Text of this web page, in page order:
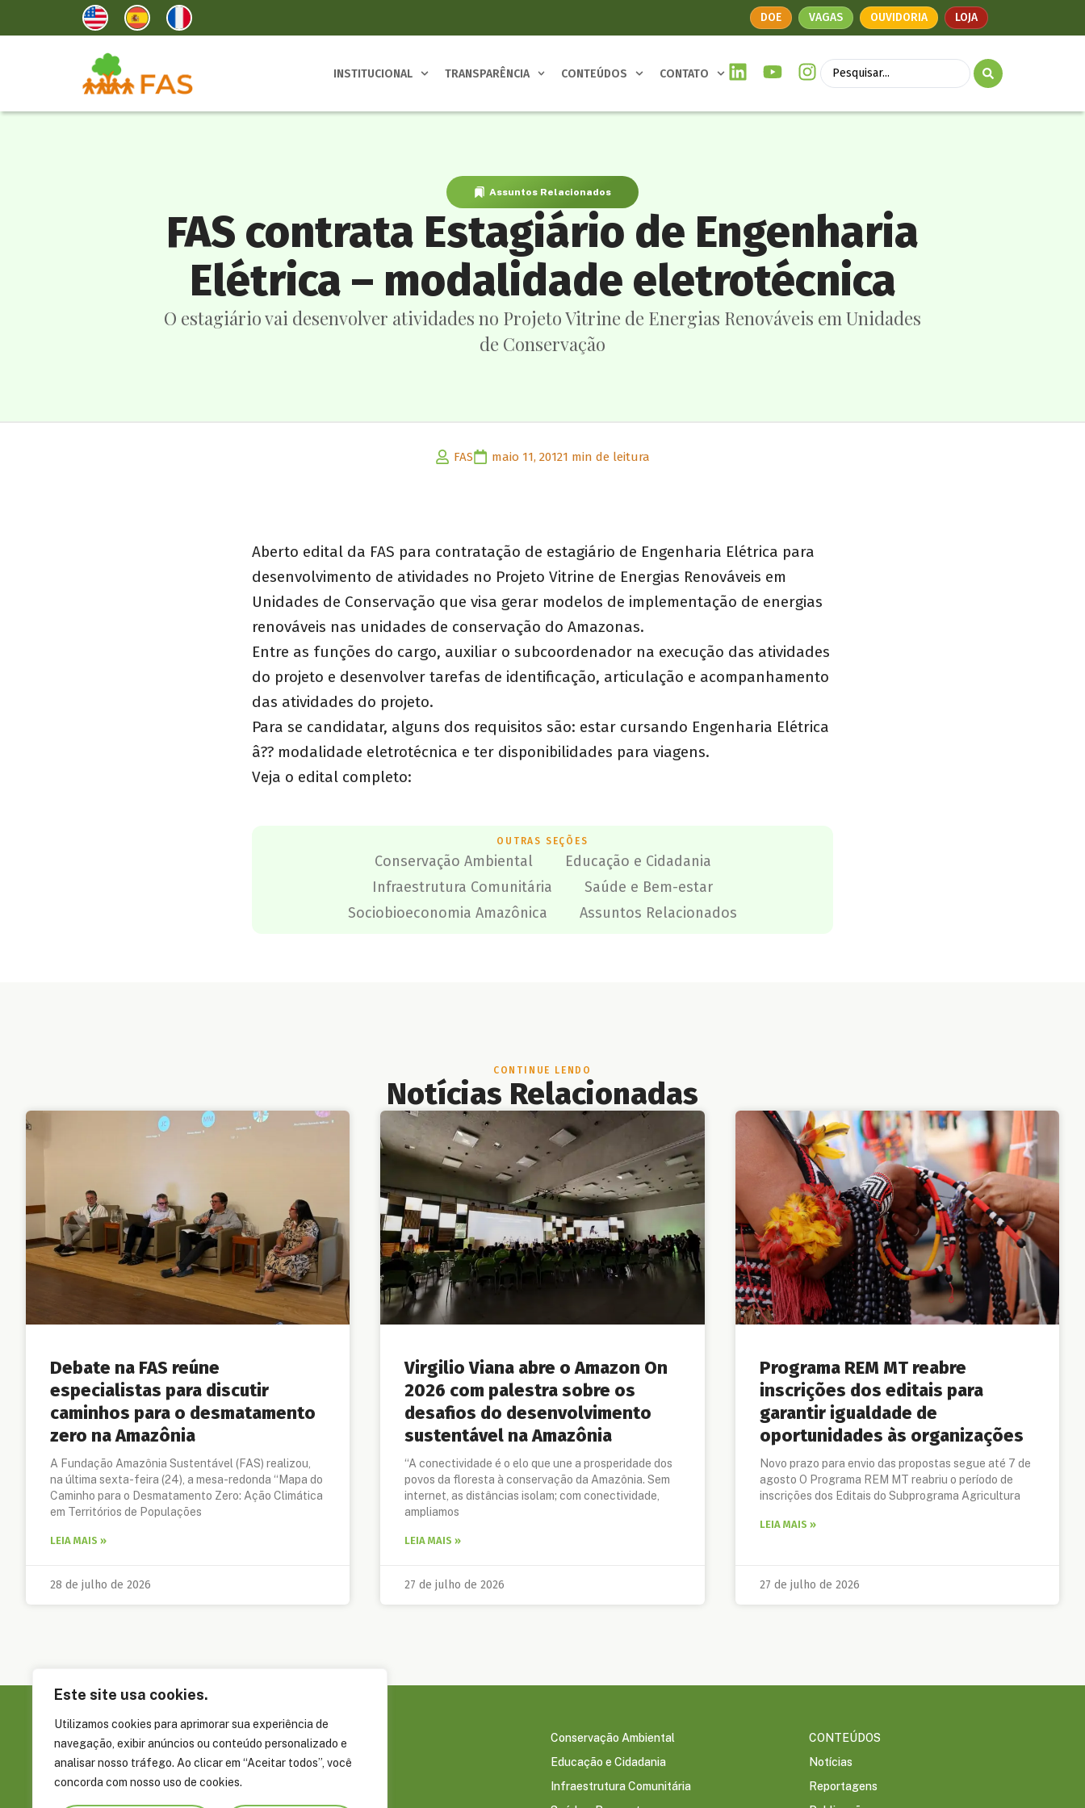
Este site usa cookies.
Utilizamos cookies para aprimorar sua experiência de
navegação, exibir anúncios ou conteúdo personalizado e
analisar nosso tráfego. Ao clicar em “Aceitar todos”, você
concorda com nosso uso de cookies.
DOE VAGAS OUVIDORIA LOJA
INSTITUCIONAL TRANSPARÊNCIA CONTEÚDOS CONTATO
Assuntos Relacionados
FAS contrata Estagiário de Engenharia
Elétrica – modalidade eletrotécnica
O estagiário vai desenvolver atividades no Projeto Vitrine de Energias Renováveis em Unidades
de Conservação
FAS maio 11, 20121 min de leitura
Aberto edital da FAS para contratação de estagiário de Engenharia Elétrica para
desenvolvimento de atividades no Projeto Vitrine de Energias Renováveis em
Unidades de Conservação que visa gerar modelos de implementação de energias
renováveis nas unidades de conservação do Amazonas.
Entre as funções do cargo, auxiliar o subcoordenador na execução das atividades
do projeto e desenvolver tarefas de identificação, articulação e acompanhamento
das atividades do projeto.
Para se candidatar, alguns dos requisitos são: estar cursando Engenharia Elétrica
â?? modalidade eletrotécnica e ter disponibilidades para viagens.
Veja o edital completo:
OUTRAS SEÇÕES
Conservação Ambiental
Educação e Cidadania
Infraestrutura Comunitária
Saúde e Bem-estar
Sociobioeconomia Amazônica
Assuntos Relacionados
CONTINUE LENDO
Notícias Relacionadas
Debate na FAS reúne
especialistas para discutir
caminhos para o desmatamento
zero na Amazônia
A Fundação Amazônia Sustentável (FAS) realizou,
na última sexta-feira (24), a mesa-redonda “Mapa do
Caminho para o Desmatamento Zero: Ação Climática
em Territórios de Populações
LEIA MAIS »
28 de julho de 2026
Virgilio Viana abre o Amazon On
2026 com palestra sobre os
desafios do desenvolvimento
sustentável na Amazônia
“A conectividade é o elo que une a prosperidade dos
povos da floresta à conservação da Amazônia. Sem
internet, as distâncias isolam; com conectividade,
ampliamos
LEIA MAIS »
27 de julho de 2026
Programa REM MT reabre
inscrições dos editais para
garantir igualdade de
oportunidades às organizações
Novo prazo para envio das propostas segue até 7 de
agosto O Programa REM MT reabriu o período de
inscrições dos Editais do Subprograma Agricultura
LEIA MAIS »
27 de julho de 2026
Rua Álvaro Braga, 351, Parque Dez de
Sobre a FAS
Governança
Conservação Ambiental
Educação e Cidadania
Infraestrutura Comunitária
CONTEÚDOS
Notícias
Reportagens